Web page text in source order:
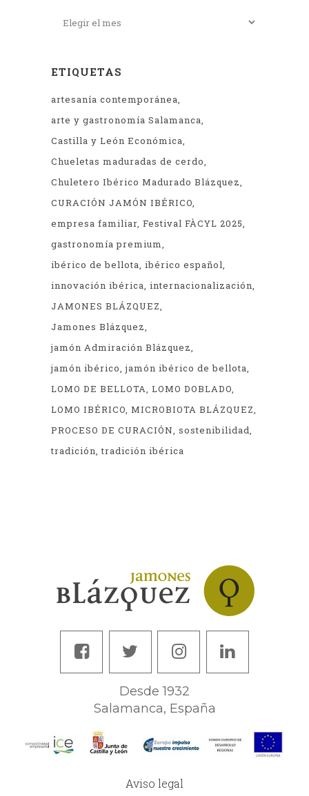
ETIQUETAS
artesanía contemporánea
arte y gastronomía Salamanca
Castilla y León Económica
Chueletas maduradas de cerdo
Chuletero Ibérico Madurado Blázquez
CURACIÓN JAMÓN IBÉRICO
empresa familiar Festival FÀCYL 2025
gastronomía premium
ibérico de bellota ibérico español
innovación ibérica internacionalización
JAMONES BLÁZQUEZ
Jamones Blázquez
jamón Admiración Blázquez
jamón ibérico jamón ibérico de bellota
LOMO DE BELLOTA LOMO DOBLADO
LOMO IBÉRICO MICROBIOTA BLÁZQUEZ
PROCESO DE CURACIÓN sostenibilidad
tradición tradición ibérica
Desde 1932
Salamanca, España
Aviso legal